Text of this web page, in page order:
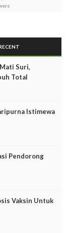
Suri,
Total
Istimewa
Pendorong
Vaksin Untuk